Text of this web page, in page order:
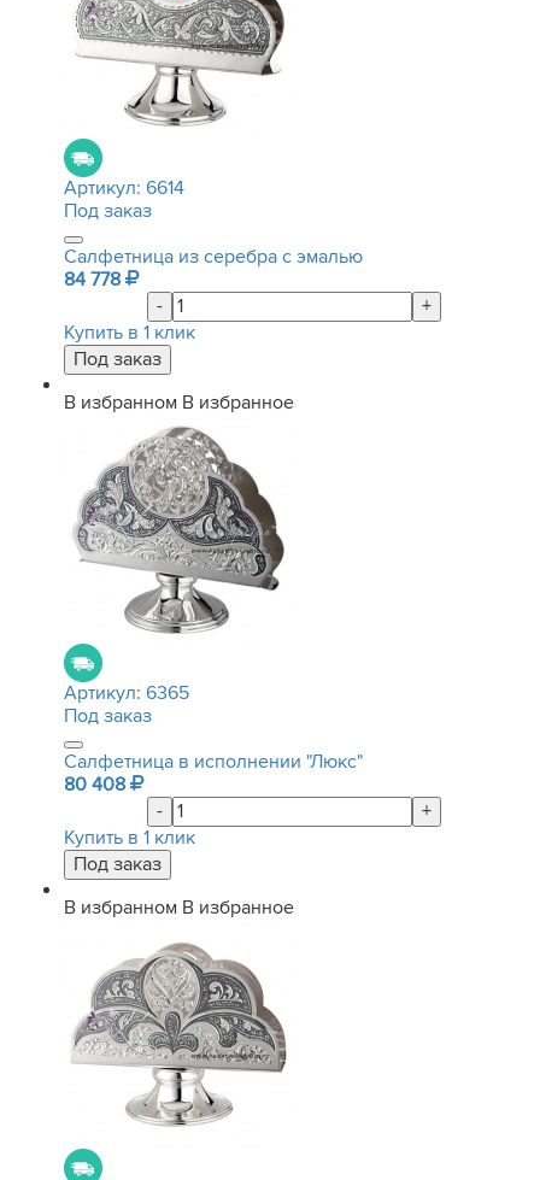
Артикул: 6614
Под заказ
Салфетница из серебра с эмалью
84 778
-
+
Купить в 1 клик
В избранном В избранное
Артикул: 6365
Под заказ
Салфетница в исполнении "Люкс"
80 408
-
+
Купить в 1 клик
В избранном В избранное